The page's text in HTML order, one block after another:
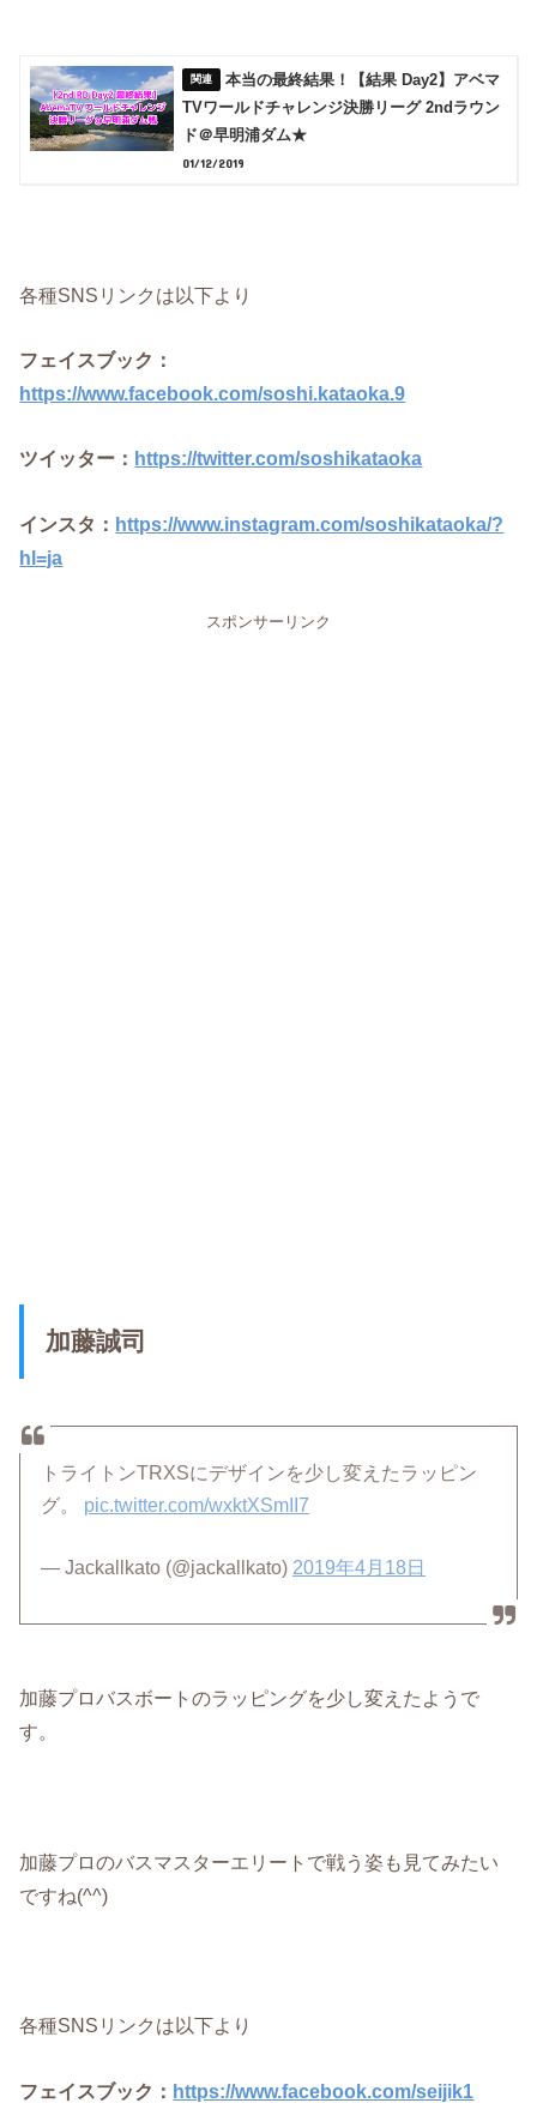
本当の最終結果！【結果 Day2】アベマ
TVワールドチャレンジ決勝リーグ 2ndラウン
ド＠早明浦ダム★
01/12/2019
各種SNSリンクは以下より
フェイスブック：
https://www.facebook.com/soshi.kataoka.9
ツイッター： https://twitter.com/soshikataoka
インスタ： https://www.instagram.com/soshikataoka/?
hl=ja
スポンサーリンク
加藤誠司
トライトンTRXSにデザインを少し変えたラッピン
グ。 pic.twitter.com/wxktXSmII7
— Jackallkato (@jackallkato) 2019年4月18日
加藤プロバスボートのラッピングを少し変えたようで
す。
加藤プロのバスマスターエリートで戦う姿も見てみたい
ですね(^^)
各種SNSリンクは以下より
フェイスブック： https://www.facebook.com/seijik1